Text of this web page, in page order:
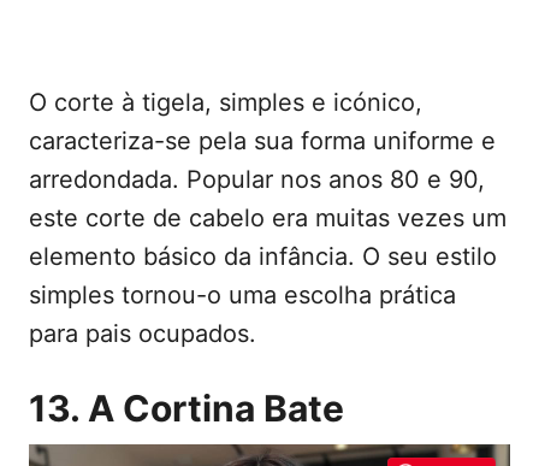
O corte à tigela, simples e icónico,
caracteriza-se pela sua forma uniforme e
arredondada. Popular nos anos 80 e 90,
este corte de cabelo era muitas vezes um
elemento básico da infância. O seu estilo
simples tornou-o uma escolha prática
para pais ocupados.
13. A Cortina Bate